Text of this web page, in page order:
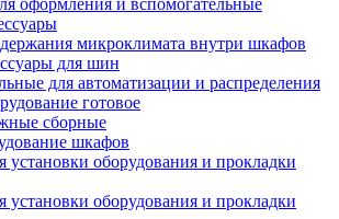
оформления и вспомогательные
микроклимата внутри шкафов
для шин
для автоматизации и распределения
готовое
сборные
шкафов
установки оборудования и прокладки
установки оборудования и прокладки